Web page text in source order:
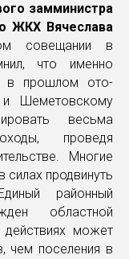
замминистра
ЖКХ Вячеслава
совещании в
что именно
в прошлом ото-
и Шеметовскому
весьма
проведя
Многие
продвинуть
районный
областной
действиях может
чем поселения в